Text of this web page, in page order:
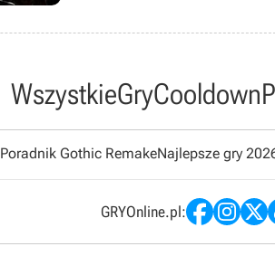
WszystkieGryCooldown
Poradnik Gothic RemakeNajlepsze gry
GRYOnline.pl: